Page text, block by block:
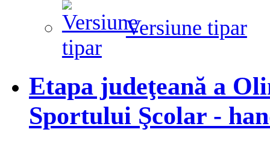
Versiune tipar
Etapa judeţeană a
Sportului Şcolar -